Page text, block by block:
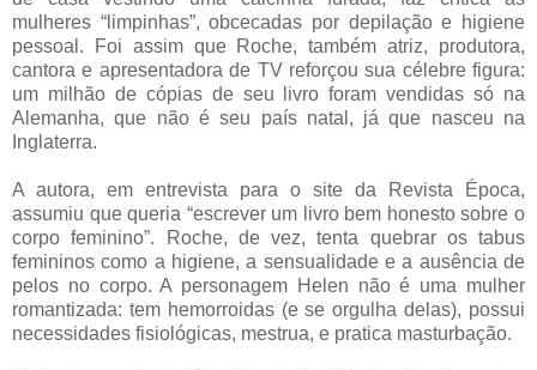
mulheres “limpinhas”, obcecadas por depilação e higiene
pessoal. Foi assim que Roche, também atriz, produtora,
cantora e apresentadora de TV reforçou sua célebre figura:
um milhão de cópias de seu livro foram vendidas só na
Alemanha, que não é seu país natal, já que nasceu na
Inglaterra.
A autora, em entrevista para o site da Revista Época,
assumiu que queria “escrever um livro bem honesto sobre o
corpo feminino”. Roche, de vez, tenta quebrar os tabus
femininos como a higiene, a sensualidade e a ausência de
pelos no corpo. A personagem Helen não é uma mulher
romantizada: tem hemorroidas (e se orgulha delas), possui
necessidades fisiológicas, mestrua, e pratica masturbação.